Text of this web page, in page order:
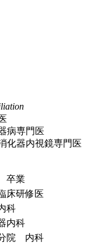
病専門医
化器内視鏡専門医
卒業
床研修医
科
内科
院 内科